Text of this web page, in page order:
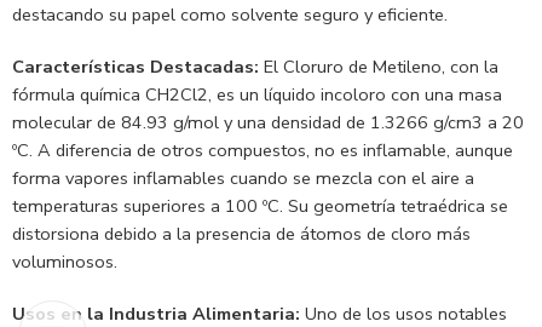
destacando su papel como solvente seguro y eficiente.
Características Destacadas: El Cloruro de Metileno, con la
fórmula química CH2Cl2, es un líquido incoloro con una masa
molecular de 84.93 g/mol y una densidad de 1.3266 g/cm3 a 20
ºC. A diferencia de otros compuestos, no es inflamable, aunque
forma vapores inflamables cuando se mezcla con el aire a
temperaturas superiores a 100 ºC. Su geometría tetraédrica se
distorsiona debido a la presencia de átomos de cloro más
voluminosos.
Usos en la Industria Alimentaria: Uno de los usos notables